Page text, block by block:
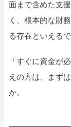
面まで含めた支
く、根本的な財
る存在といえるで
「すぐに資金が
えの方は、まず
か。